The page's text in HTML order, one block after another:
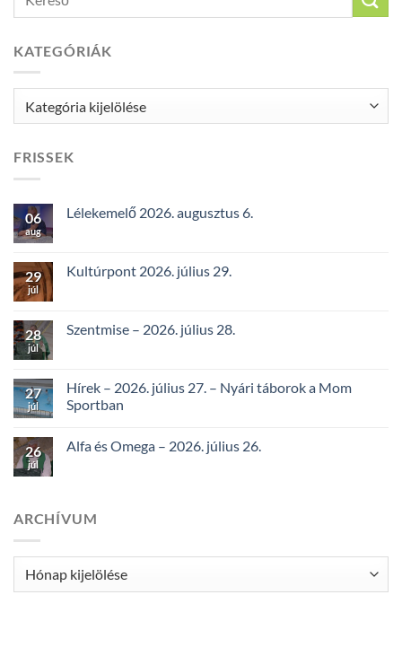
KATEGÓRIÁK
FRISSEK
06
aug
Lélekemelő 2026. augusztus 6.
29
júl
Kultúrpont 2026. július 29.
28
júl
Szentmise – 2026. július 28.
27
júl
Hírek – 2026. július 27. – Nyári táborok a Mom
Sportban
26
júl
Alfa és Omega – 2026. július 26.
ARCHÍVUM
Archívum